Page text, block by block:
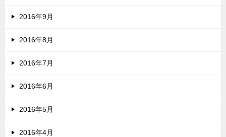
2016年9月
2016年8月
2016年7月
2016年6月
2016年5月
2016年4月